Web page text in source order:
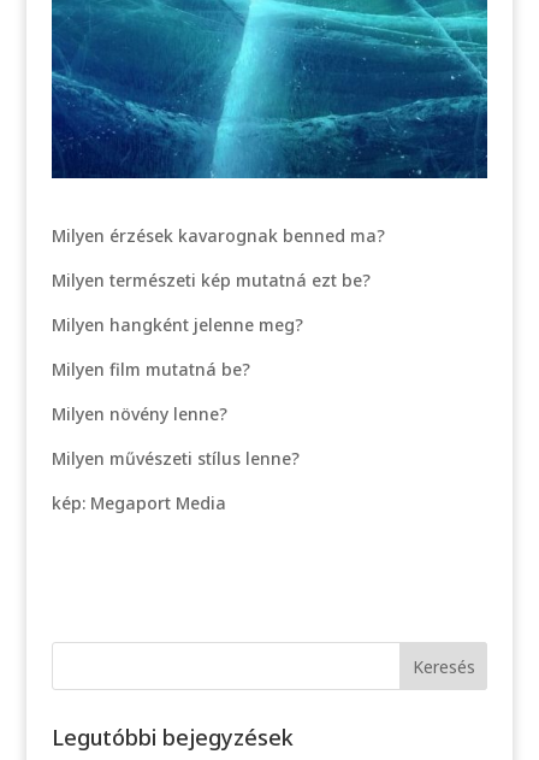
Milyen érzések kavarognak benned ma?
Milyen természeti kép mutatná ezt be?
Milyen hangként jelenne meg?
Milyen film mutatná be?
Milyen növény lenne?
Milyen művészeti stílus lenne?
kép: Megaport Media
Legutóbbi bejegyzések